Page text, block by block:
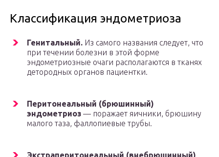
Классификация эндометриоза
Генитальный. Из самого названия следует, что
при течении болезни в этой форме
эндометриозные очаги располагаются в тканях
детородных органов пациентки.
Перитонеальный (брюшинный)
эндометриоз — поражает яичники, брюшину
малого таза, фаллопиевые трубы.
Экстраперитонеальный (внебрюшинный)